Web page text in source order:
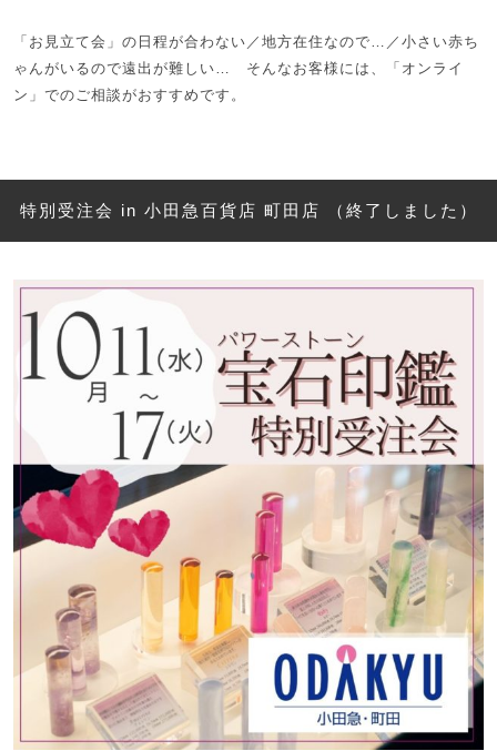
「お見立て会」の日程が合わない／地方在住なので…／小さい赤ち
ゃんがいるので遠出が難しい… そんなお客様には、「オンライ
ン」でのご相談がおすすめです。
特別受注会 in 小田急百貨店 町田店 （終了しました）